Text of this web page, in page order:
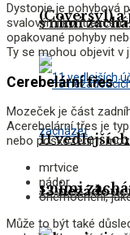
s nimi
13
(Coversyl)
11
s nimi
Dystonie je pohybová
svalovými
opakované pohyby
Ty se mohou objevit v
Cerebelární třes
Mozeček je část
Acerebelární třes je
nebo poškozením
mrtvice
nádor
onemocnění,
Může to být také